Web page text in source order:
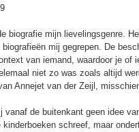
biografie mijn lievelingsgenre.
mij gegrepen. De
van iemand, waardoor je of
niet zo was zoals altijd
Annejet van der Zeijl,
de buitenkant geen idee
schreef, maar